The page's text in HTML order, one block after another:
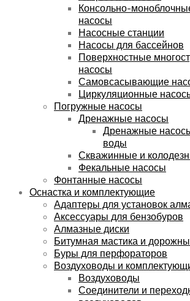
Консольно-
насосы
Насосные станции
Насосы для бассейнов
Поверхностные
насосы
Самовсасывающие
Циркуляционные
Погружные насосы
Дренажные насосы
Дренажные
воды
Скважинные и
Фекальные насосы
Фонтанные насосы
Оснастка и комплектующие
Адаптеры для установок
Аксессуары для бензобуров
Алмазные диски
Битумная мастика и
Буры для перфораторов
Воздуховоды и
Воздуховоды
Соединители и